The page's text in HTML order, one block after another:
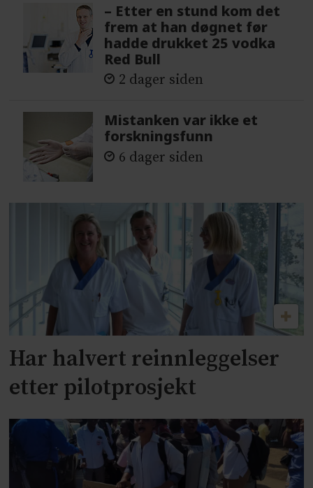
– Etter en stund kom det
frem at han døgnet før
hadde drukket 25 vodka
Red Bull
2 dager siden
Mistanken var ikke et
forskningsfunn
6 dager siden
Har halvert reinnleggelser
etter pilotprosjekt